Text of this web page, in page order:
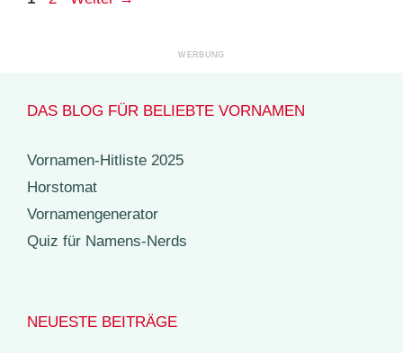
DAS BLOG FÜR BELIEBTE VORNAMEN
Vornamen-Hitliste 2025
Horstomat
Vornamengenerator
Quiz für Namens-Nerds
NEUESTE BEITRÄGE